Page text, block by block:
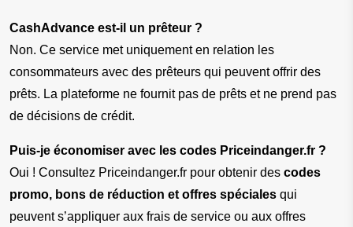
CashAdvance est-il un prêteur ?
Non. Ce service met uniquement en relation les
consommateurs avec des prêteurs qui peuvent offrir des
prêts. La plateforme ne fournit pas de prêts et ne prend pas
de décisions de crédit.
Puis-je économiser avec les codes Priceindanger.fr ?
Oui ! Consultez Priceindanger.fr pour obtenir des codes
promo, bons de réduction et offres spéciales qui
peuvent s’appliquer aux frais de service ou aux offres